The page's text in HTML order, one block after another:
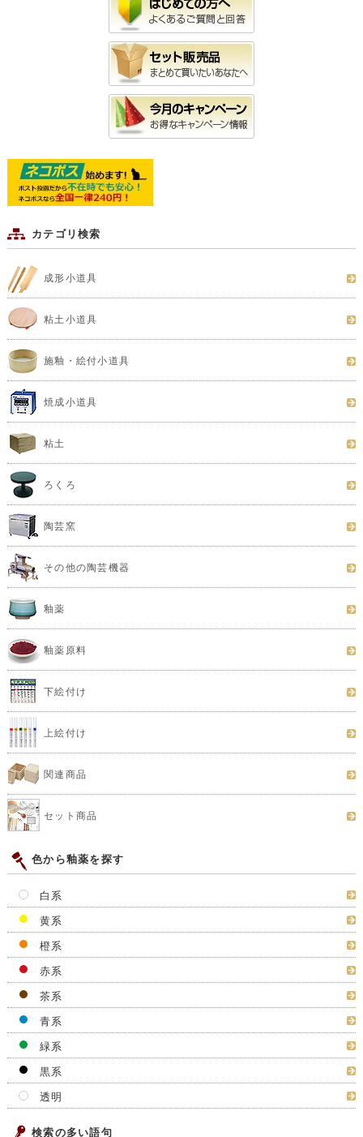
カテゴリ検索
成形小道具
粘土小道具
施釉・絵付小道具
焼成小道具
粘土
ろくろ
陶芸窯
その他の陶芸機器
釉薬
釉薬原料
下絵付け
上絵付け
関連商品
セット商品
色から釉薬を探す
白系
黄系
橙系
赤系
茶系
青系
緑系
黒系
透明
検索の多い語句